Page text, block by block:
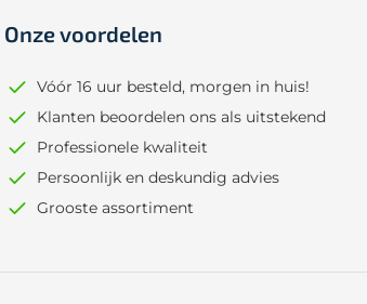
Onze voordelen
Vóór 16 uur besteld, morgen in huis!
Klanten beoordelen ons als uitstekend
Professionele kwaliteit
Persoonlijk en deskundig advies
Grooste assortiment